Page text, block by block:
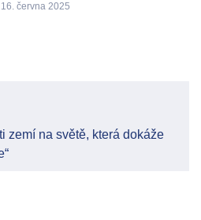
června 2025
zemí na světě, která dokáže